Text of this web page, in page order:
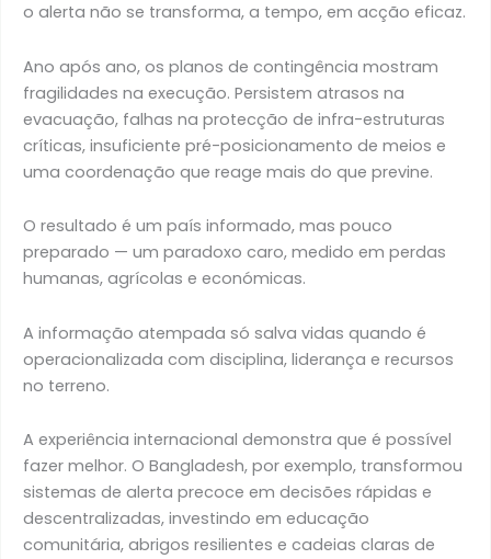
o alerta não se transforma, a tempo, em acção eficaz.
Ano após ano, os planos de contingência mostram
fragilidades na execução. Persistem atrasos na
evacuação, falhas na protecção de infra-estruturas
críticas, insuficiente pré-posicionamento de meios e
uma coordenação que reage mais do que previne.
O resultado é um país informado, mas pouco
preparado — um paradoxo caro, medido em perdas
humanas, agrícolas e económicas.
A informação atempada só salva vidas quando é
operacionalizada com disciplina, liderança e recursos
no terreno.
A experiência internacional demonstra que é possível
fazer melhor. O Bangladesh, por exemplo, transformou
sistemas de alerta precoce em decisões rápidas e
descentralizadas, investindo em educação
comunitária, abrigos resilientes e cadeias claras de